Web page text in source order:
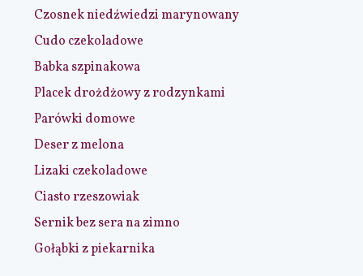
Czosnek niedźwiedzi marynowany
Cudo czekoladowe
Babka szpinakowa
Placek drożdżowy z rodzynkami
Parówki domowe
Deser z melona
Lizaki czekoladowe
Ciasto rzeszowiak
Sernik bez sera na zimno
Gołąbki z piekarnika